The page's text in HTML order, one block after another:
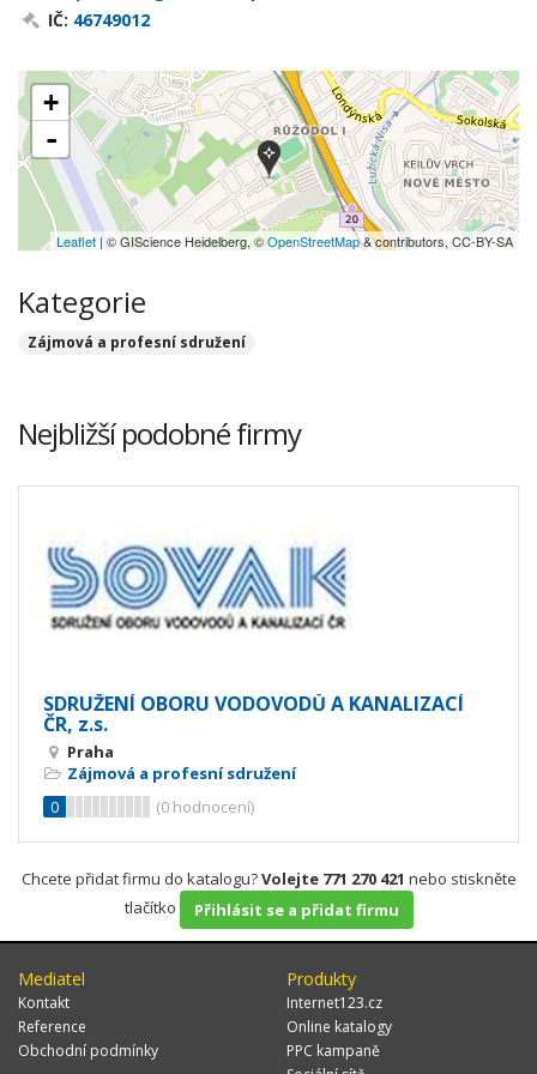
IČ: 46749012
+
-
Leaflet | © GIScience Heidelberg, ©OpenStreetMap& contributors, CC-BY-SA
Kategorie
Zájmová a profesní sdružení
Nejbližší podobné firmy
SDRUŽENÍ OBORU VODOVODŮ A KANALIZACÍ
ČR, z.s.
Praha
Zájmová a profesní sdružení
0
(0 hodnocení)
Chcete přidat firmu do katalogu?Volejte 771 270 421 nebo stiskněte
tlačítko
Přihlásit se a přidat firmu
Mediatel
Kontakt
Reference
Obchodní podmínky
Produkty
Internet123.cz
Online katalogy
PPC kampaně